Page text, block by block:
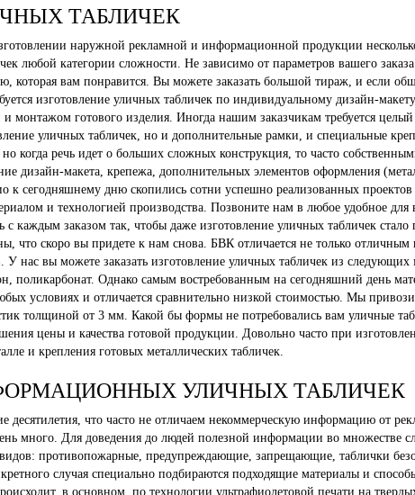
ТАБЛИЧЕК
наружной рекламной и информационной продукции
любой категории сложности. Не зависимо от параметров вашего
которая вам понравится. Вы можете заказать большой тираж, и если
изготовление уличных табличек по индивидуальному дизайн-
и монтажом готового изделия. Иногда нашим заказчикам требуется
уличных табличек, но и дополнительные рамки, и специальные
но когда речь идет о больших сложных конструкция, то часто
дизайн-макета, крепежа, дополнительных элементов оформления
к сегодняшнему дню скопились сотни успешно реализованных
и технологией производства. Позвоните нам в любое удобное
с каждым заказом так, чтобы даже изготовление уличных табличек
что скоро вы придете к нам снова. БВК отличается не только
нас вы можете заказать изготовление уличных табличек из следующих
поликарбонат. Однако самым востребованным на сегодняшний день
условиях и отличается сравнительно низкой стоимостью. Мы
толщиной от 3 мм. Какой бы формы не потребовались вам уличные
цены и качества готовой продукции. Довольно часто при
и крепления готовых металлических табличек.
УЛИЧНЫХ ТАБЛИЧЕК
десятилетия, что часто не отличаем некоммерческую информацию от
много. Для доведения до людей полезной информации во множестве
противопожарные, предупреждающие, запрещающие, таблички
случая специально подбираются подходящие материалы и
в основном, по технологии ультрафиолетовой печати на